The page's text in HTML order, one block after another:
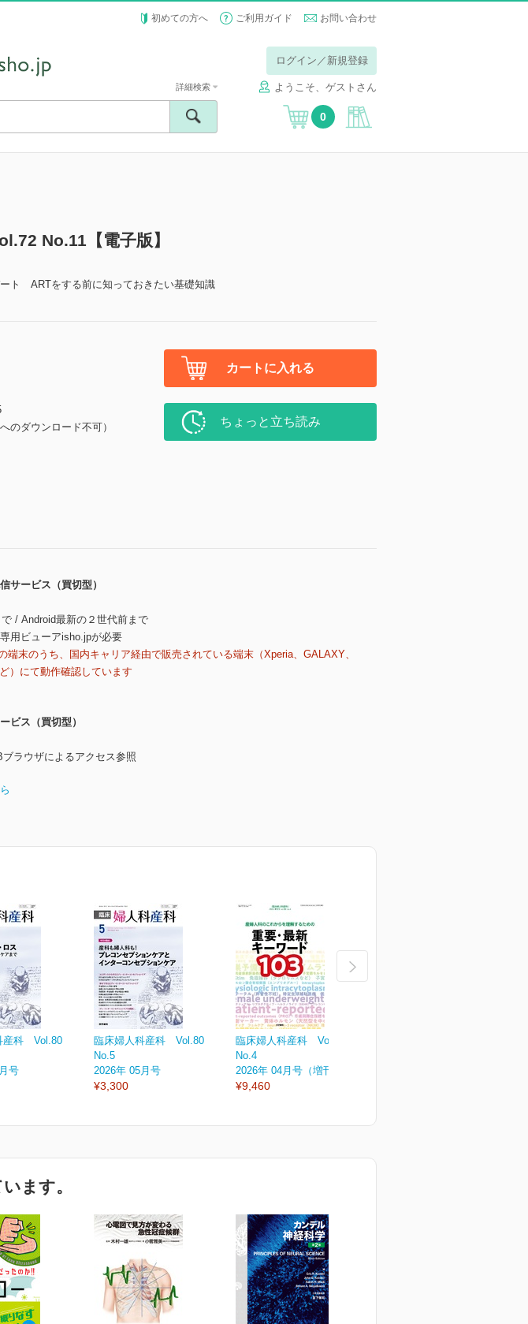
初めての方へ ご利用ガイド お問い合わせ
ログイン／新規登録
ようこそ、ゲストさん
詳細検索
0
No.11【電子版】
ト ARTをする前に知っておきたい基礎知識
のダウンロード不可）
カートに入れる
ちょっと立ち読み
サービス（買切型）
/ Android最新の２世代前まで
用ビューアisho.jpが必要
末のうち、国内キャリア経由で販売されている端末（Xperia、GALAXY、
）にて動作確認しています
ビス（買切型）
ラウザによるアクセス参照
産科 Vol.80
号
臨床婦人科産科 Vol.80
No.5
2026年 05月号
¥3,300
臨床婦人科産科 Vol.80
No.4
2026年 04月号（増刊号）
¥9,460
ます。